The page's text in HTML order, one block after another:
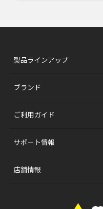
製品ラインアップ
ブランド
ご利用ガイド
サポート情報
店舗情報